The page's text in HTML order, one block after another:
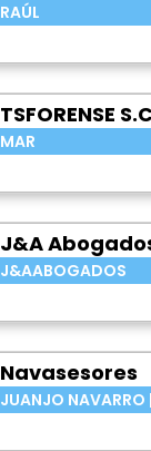
RAÚL
TSFORENSE
MAR
J&A
J&AABOGADOS
Navasesores
JUANJO NAVARRO